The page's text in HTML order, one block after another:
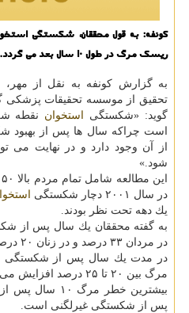
كونفه: به قول محققان، شكستگی
ریسك مرگ در طول ۱۰ سال بعد می گردد.
به گزارش كونفه به نقل از مهر،
تحقیق از موسسه تحقیقات پزشكی
گوید: «شكستگی استخوان نقطه
است چراكه سال ها پس از بهبود
از آن وجود دارد و در نهایت می
شود.»
در سال ۲۰۰۱ دچار شكستگی
یك دهه تحت نظر بودند.
به گفته محققان یك سال پس از
در مردان ۳۳ درصد و در زنان ۲۰ درصد است.
در مدت یك سال پس از شكستگی
مرگ بین ۲۰ تا ۲۵ درصد افزایش می یابد.
پس از شكستگی غیرلگنی است.